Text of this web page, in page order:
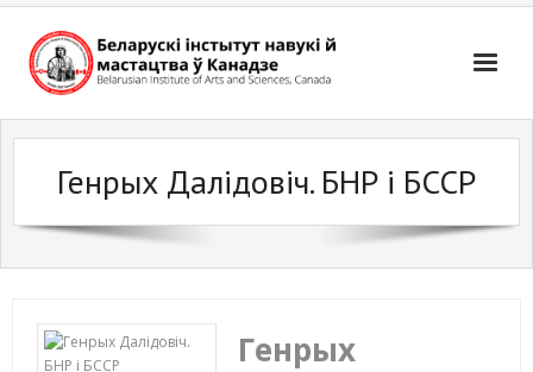
Skip
content
Генрых Далідовіч. БНР i БССР
Генрых